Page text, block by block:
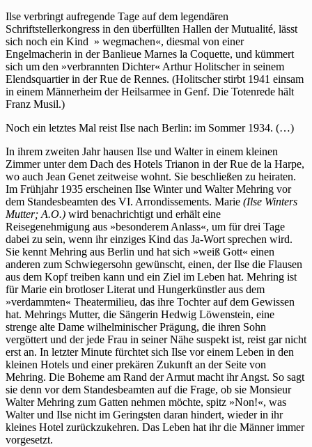
Ilse verbringt aufregende Tage auf dem legendären
Schriftstellerkongress in den überfüllten Hallen der Mutualité, lässt
sich noch ein Kind » wegmachen«, diesmal von einer
Engelmacherin in der Banlieue Marnes la Coquette, und kümmert
sich um den »verbrannten Dichter« Arthur Holitscher in seinem
Elendsquartier in der Rue de Rennes. (Holitscher stirbt 1941 einsam
in einem Männerheim der Heilsarmee in Genf. Die Totenrede hält
Franz Musil.)
Noch ein letztes Mal reist Ilse nach Berlin: im Sommer 1934. (…)
In ihrem zweiten Jahr hausen Ilse und Walter in einem kleinen
Zimmer unter dem Dach des Hotels Trianon in der Rue de la Harpe,
wo auch Jean Genet zeitweise wohnt. Sie beschließen zu heiraten.
Im Frühjahr 1935 erscheinen Ilse Winter und Walter Mehring vor
dem Standesbeamten des VI. Arrondissements. Marie (Ilse Winters
Mutter; A.O.) wird benachrichtigt und erhält eine
Reisegenehmigung aus »besonderem Anlass«, um für drei Tage
dabei zu sein, wenn ihr einziges Kind das Ja-Wort sprechen wird.
Sie kennt Mehring aus Berlin und hat sich »weiß Gott« einen
anderen zum Schwiegersohn gewünscht, einen, der Ilse die Flausen
aus dem Kopf treiben kann und ein Ziel im Leben hat. Mehring ist
für Marie ein brotloser Literat und Hungerkünstler aus dem
»verdammten« Theatermilieu, das ihre Tochter auf dem Gewissen
hat. Mehrings Mutter, die Sängerin Hedwig Löwenstein, eine
strenge alte Dame wilhelminischer Prägung, die ihren Sohn
vergöttert und der jede Frau in seiner Nähe suspekt ist, reist gar nicht
erst an. In letzter Minute fürchtet sich Ilse vor einem Leben in den
kleinen Hotels und einer prekären Zukunft an der Seite von
Mehring. Die Boheme am Rand der Armut macht ihr Angst. So sagt
sie denn vor dem Standesbeamten auf die Frage, ob sie Monsieur
Walter Mehring zum Gatten nehmen möchte, spitz »Non!«, was
Walter und Ilse nicht im Geringsten daran hindert, wieder in ihr
kleines Hotel zurückzukehren. Das Leben hat ihr die Männer immer
vorgesetzt.